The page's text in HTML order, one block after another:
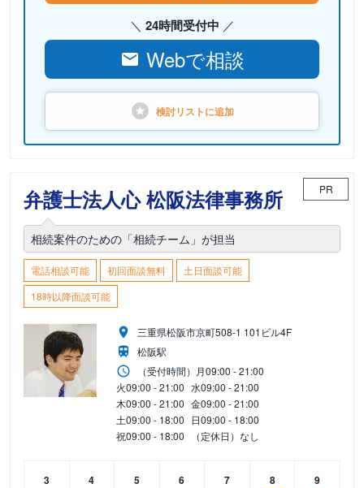
24時間受付中
Webで相談
検討リストに追加
弁護士法人心 松阪法律事務所 PR
相続案件のための「相続チーム」が担当
電話相談可能 初回面談無料
土日面談可能
18時以降面談可能
三重県松阪市京町508-1 101ビル4F
松阪駅
（受付時間） 月09:00 - 21:00
火09:00 - 21:00 水09:00 - 21:00
木09:00 - 21:00 金09:00 - 21:00
土09:00 - 18:00 日09:00 - 18:00
祝09:00 - 18:00 （定休日）なし
3
4
5
6
7
8
9